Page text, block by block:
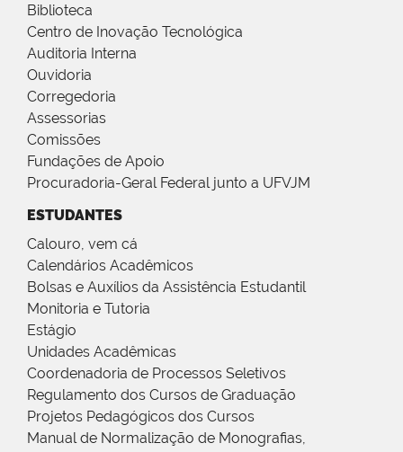
Biblioteca
Centro de Inovação Tecnológica
Auditoria Interna
Ouvidoria
Corregedoria
Assessorias
Comissões
Fundações de Apoio
Procuradoria-Geral Federal junto a UFVJM
ESTUDANTES
Calouro, vem cá
Calendários Acadêmicos
Bolsas e Auxílios da Assistência Estudantil
Monitoria e Tutoria
Estágio
Unidades Acadêmicas
Coordenadoria de Processos Seletivos
Regulamento dos Cursos de Graduação
Projetos Pedagógicos dos Cursos
Manual de Normalização de Monografias,